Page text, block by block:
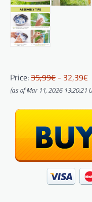
Price:35,99€ - 32,39€
(as of Mar 11, 2026 13:20:21